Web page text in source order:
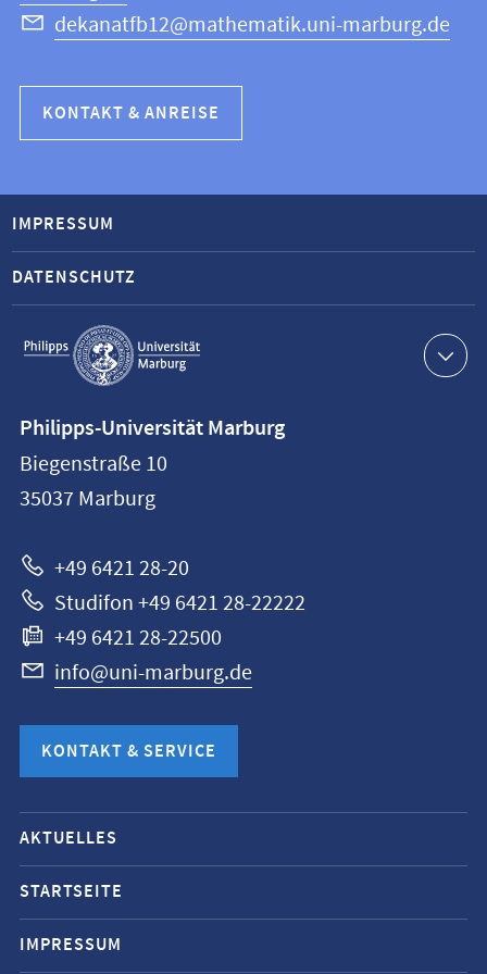
dekanatfb12@mathematik.uni-marburg.de
KONTAKT & ANREISE
Service-
Navigation
IMPRESSUM
DATENSCHUTZ
Philipps-
Universität
Marburg
Philipps-Universität Marburg
Biegenstraße 10
35037 Marburg
+49 6421 28-20
Studifon +49 6421 28-22222
+49 6421 28-22500
info@uni-marburg.de
KONTAKT & SERVICE
Mobile-
Service-
Navigation
und
Social
AKTUELLES
STARTSEITE
IMPRESSUM